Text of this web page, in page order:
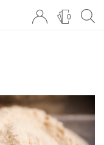
0